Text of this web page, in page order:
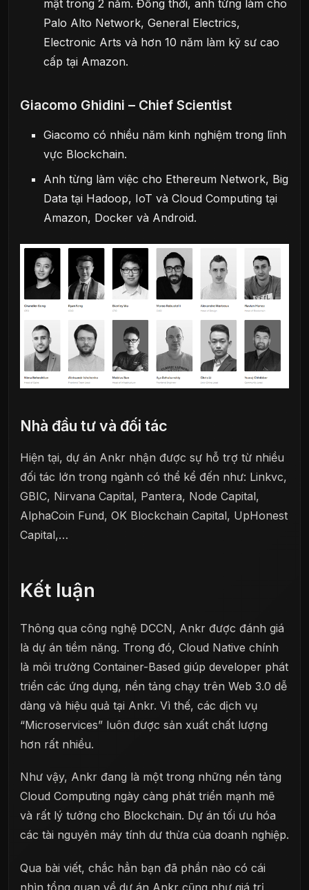
mật trong 2 năm. Đồng thời, anh từng làm cho
Palo Alto Network, General Electrics,
Electronic Arts và hơn 10 năm làm kỹ sư cao
cấp tại Amazon.
Giacomo Ghidini – Chief Scientist
Giacomo có nhiều năm kinh nghiệm trong lĩnh
vực Blockchain.
Anh từng làm việc cho Ethereum Network, Big
Data tại Hadoop, IoT và Cloud Computing tại
Amazon, Docker và Android.
Nhà đầu tư và đối tác
Hiện tại, dự án Ankr nhận được sự hỗ trợ từ nhiều
đối tác lớn trong ngành có thể kể đến như: Linkvc,
GBIC, Nirvana Capital, Pantera, Node Capital,
AlphaCoin Fund, OK Blockchain Capital, UpHonest
Capital,…
Kết luận
Thông qua công nghệ DCCN, Ankr được đánh giá
là dự án tiềm năng. Trong đó, Cloud Native chính
là môi trường Container-Based giúp developer phát
triển các ứng dụng, nền tảng chạy trên Web 3.0 dễ
dàng và hiệu quả tại Ankr. Vì thế, các dịch vụ
“Microservices” luôn được sản xuất chất lượng
hơn rất nhiều.
Như vậy, Ankr đang là một trong những nền tảng
Cloud Computing ngày càng phát triển mạnh mẽ
và rất lý tưởng cho Blockchain. Dự án tối ưu hóa
các tài nguyên máy tính dư thừa của doanh nghiệp.
Qua bài viết, chắc hẳn bạn đã phần nào có cái
nhìn tổng quan về dự án Ankr cũng như giá trị